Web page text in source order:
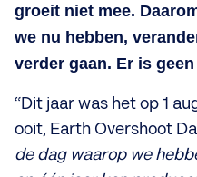
groeit niet mee.
we nu hebben,
verder gaan. Er is
“Dit jaar was het op 1
ooit, Earth Overshoot
de dag waarop we